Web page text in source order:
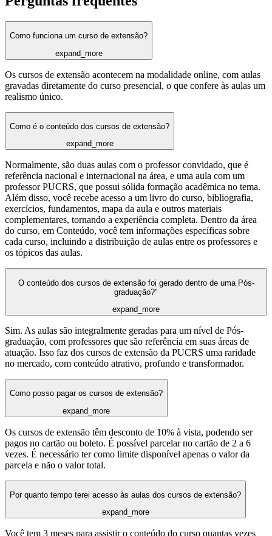
Como funciona um curso de extensão?
expand_more
Os cursos de extensão acontecem na modalidade online, com aulas
gravadas diretamente do curso presencial, o que confere às aulas um
realismo único.
Como é o conteúdo dos cursos de extensão?
expand_more
Normalmente, são duas aulas com o professor convidado, que é
referência nacional e internacional na área, e uma aula com um
professor PUCRS, que possui sólida formação acadêmica no tema.
Além disso, você recebe acesso a um livro do curso, bibliografia,
exercícios, fundamentos, mapa da aula e outros materiais
complementares, tornando a experiência completa. Dentro da área
do curso, em Conteúdo, você tem informações específicas sobre
cada curso, incluindo a distribuição de aulas entre os professores e
os tópicos das aulas.
O conteúdo dos cursos de extensão foi gerado dentro de uma Pós-
graduação?"
expand_more
Sim. As aulas são integralmente geradas para um nível de Pós-
graduação, com professores que são referência em suas áreas de
atuação. Isso faz dos cursos de extensão da PUCRS uma raridade
no mercado, com conteúdo atrativo, profundo e transformador.
Como posso pagar os cursos de extensão?
expand_more
Os cursos de extensão têm desconto de 10% à vista, podendo ser
pagos no cartão ou boleto. É possível parcelar no cartão de 2 a 6
vezes. É necessário ter como limite disponível apenas o valor da
parcela e não o valor total.
Por quanto tempo terei acesso às aulas dos cursos de extensão?
expand_more
Você tem 3 meses para assistir o conteúdo do curso quantas vezes